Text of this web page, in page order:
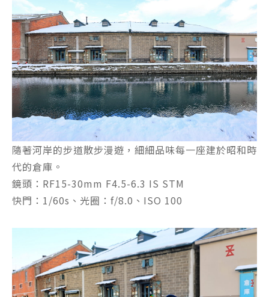
隨著河岸的步道散步漫遊，細細品味每一座建於昭和時
代的倉庫。
鏡頭：RF15-30mm F4.5-6.3 IS STM
快門：1/60s、光圈：f/8.0、ISO 100